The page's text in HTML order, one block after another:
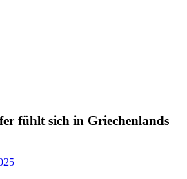
fühlt sich in Griechenlands